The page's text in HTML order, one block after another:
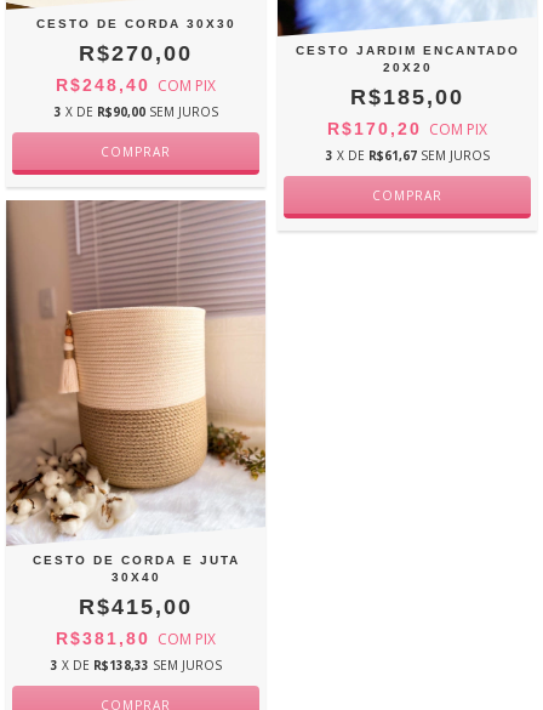
CESTO DE CORDA 30X30
R$270,00
R$248,40 COM PIX
3 X DE R$90,00 SEM JUROS
CESTO DE CORDA E JUTA
30X40
R$415,00
R$381,80 COM PIX
3 X DE R$138,33 SEM JUROS
CESTO JARDIM ENCANTADO
20X20
R$185,00
R$170,20 COM PIX
3 X DE R$61,67 SEM JUROS